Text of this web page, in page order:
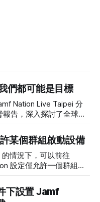
們都可能是目標
告，深入探討了全球
iPhone，就像拿到了數
在軟硬體整合上的安
。但也正因為這份信
360
那時我才意識到一個有
對我說的那句話：
某個群組啟動設備
情況下，可以前往
設定僅允許一個群組中
，需要把 Object ID 填
下設置 Jamf